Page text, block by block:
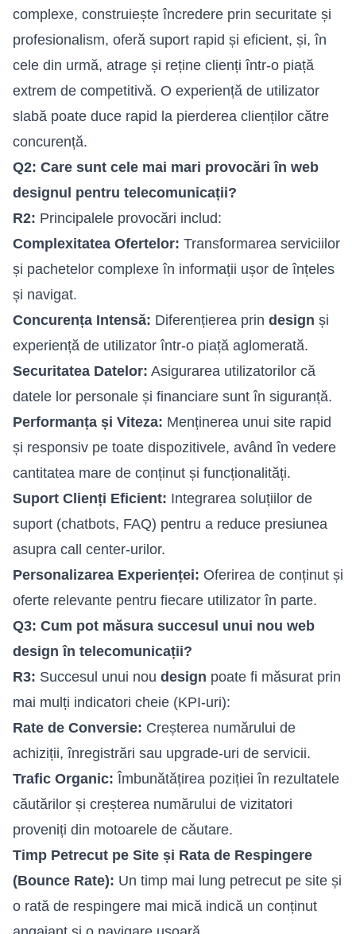
complexe, construiește încredere prin securitate și
profesionalism, oferă suport rapid și eficient, și, în
cele din urmă, atrage și reține clienți într-o piață
extrem de competitivă. O experiență de utilizator
slabă poate duce rapid la pierderea clienților către
concurență.
Q2: Care sunt cele mai mari provocări în web
designul pentru telecomunicații?
R2: Principalele provocări includ:
Complexitatea Ofertelor: Transformarea serviciilor
și pachetelor complexe în informații ușor de înțeles
și navigat.
Concurența Intensă: Diferențierea prin design și
experiență de utilizator într-o piață aglomerată.
Securitatea Datelor: Asigurarea utilizatorilor că
datele lor personale și financiare sunt în siguranță.
Performanța și Viteza: Menținerea unui site rapid
și responsiv pe toate dispozitivele, având în vedere
cantitatea mare de conținut și funcționalități.
Suport Clienți Eficient: Integrarea soluțiilor de
suport (chatbots, FAQ) pentru a reduce presiunea
asupra call center-urilor.
Personalizarea Experienței: Oferirea de conținut și
oferte relevante pentru fiecare utilizator în parte.
Q3: Cum pot măsura succesul unui nou web
design în telecomunicații?
R3: Succesul unui nou design poate fi măsurat prin
mai mulți indicatori cheie (KPI-uri):
Rate de Conversie: Creșterea numărului de
achiziții, înregistrări sau upgrade-uri de servicii.
Trafic Organic: Îmbunătățirea poziției în rezultatele
căutărilor și creșterea numărului de vizitatori
proveniți din motoarele de căutare.
Timp Petrecut pe Site și Rata de Respingere
(Bounce Rate): Un timp mai lung petrecut pe site și
o rată de respingere mai mică indică un conținut